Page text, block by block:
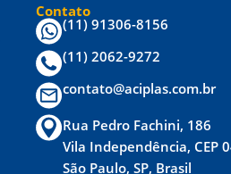
Contato
(11) 91306-8156
(11) 2062-9272
contato@aciplas.com.br
Rua Pedro Fachini, 186
Vila Independência, CEP
São Paulo, SP, Brasil